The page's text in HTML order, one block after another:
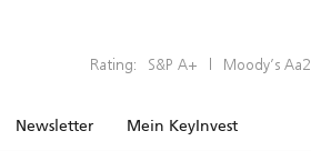
Rating: S&P A+ | Moody’s Aa2
Newsletter Mein KeyInvest